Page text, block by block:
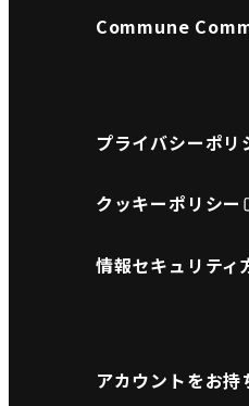
Commune
プライバシーポリ
クッキーポリシー
情報セキュリティ
アカウントをお持